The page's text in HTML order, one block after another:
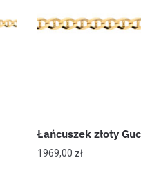
Łańcuszek złoty
1969,00 zł